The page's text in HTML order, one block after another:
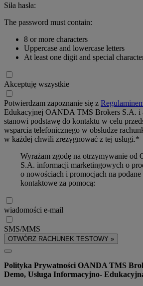
Siła hasła:
The password must contain:
8 or more characters
Uppercase and lowercase letters
At least one digit and special
Akceptuję wszystkie
Potwierdzam zapoznanie się z
Edukacyjnej OANDA TMS Brokers S.A. i
stanowi podstawę do kontaktu w celu
wsparcia telefonicznego w obsłudze
w każdej chwili zrezygnować z tej usługi.*
Wyrażam zgodę na otrzymywanie
S.A. informacji marketingowych o
o nowościach i promocjach na podane
kontaktowe za pomocą:
wiadomości e-mail
SMS/MMS
OTWÓRZ RACHUNEK TESTOWY »
Polityka Prywatności OANDA TMS
Demo, Usługa Informacyjno-